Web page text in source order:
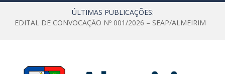
ÚLTIMAS PUBLICAÇÕES:
EDITAL DE CONVOCAÇÃO Nº 001/2026 – SEAP/ALMEIRIM